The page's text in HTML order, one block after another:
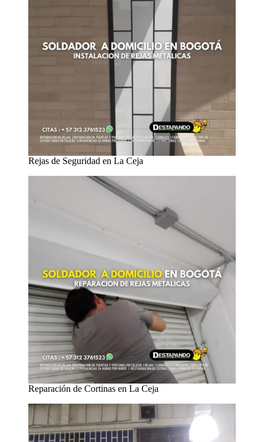
Rejas de Seguridad en La Ceja
Reparación de Cortinas en La Ceja